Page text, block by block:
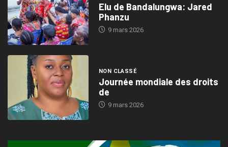
Elu de Bandalungwa: Jared
Phanzu
9 mars 2026
NON CLASSÉ
Journée mondiale des droits
de
9 mars 2026